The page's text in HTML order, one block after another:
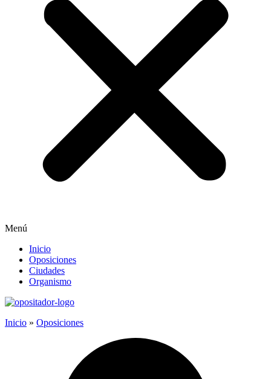
Menú
Inicio
Oposiciones
Ciudades
Organismo
Inicio » Oposiciones